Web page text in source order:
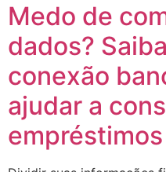
Medo de
dados?
conexão
ajudar a
empréstimos